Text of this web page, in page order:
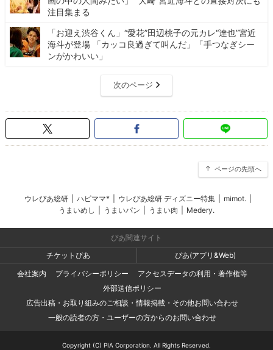
注目集まる
「お迎え渋谷くん」“愛花”田辺桃子の元カレ“達也”宮近
海斗が登場 「カッコ良過ぎて叫んだ」「手つなぎシー
ンがかわいい」
次のページ
ページの先頭へ
ウレぴあ総研 ハピママ* ウレぴあ総研 ディズニー特集 mimot.
うまいめし
うまいパン うまい肉 Medery.
ぴあ関連サイト
チケットぴあ
ぴあ(アプリ&Web)
会社案内
プライバシーポリシー
アクセスデータの利用・著作権等
外部送信ポリシー
広告出稿・お取り組みのご相談・情報掲載・その他お問い合わせ
一般の読者の方・ユーザーの方からのお問い合わせ
Copyright (C) PIA Corporation. All Rights Reserved.